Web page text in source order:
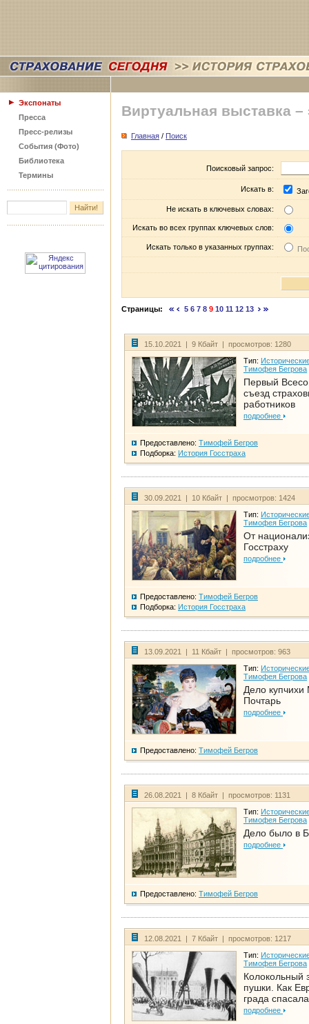
Экспонаты
Пресса
Пресс-релизы
События (Фото)
Библиотека
Термины
Виртуальная выставка –
Главная / Поиск
Поисковый запрос:
Искать в:
Не искать в ключевых словах:
Искать во всех группах ключевых слов:
Искать только в указанных группах:
Страницы: 5 6 7 8 9 10 11 12 13
15.10.2021 | 9 Кбайт | просмотров: 1280
Тип:
Тимофея Бегрова
Первый
съезд
работников
подробнее
Предоставлено: Тимофей Бегров
Подборка: История Госстраха
30.09.2021 | 10 Кбайт | просмотров: 1424
Тип:
Тимофея Бегрова
От
Госстраху
подробнее
Предоставлено: Тимофей Бегров
Подборка: История Госстраха
13.09.2021 | 11 Кбайт | просмотров: 963
Тип:
Тимофея Бегрова
Дело
Почтарь
подробнее
Предоставлено: Тимофей Бегров
26.08.2021 | 8 Кбайт | просмотров: 1131
Тип:
Тимофея Бегрова
Дело было в
подробнее
Предоставлено: Тимофей Бегров
12.08.2021 | 7 Кбайт | просмотров: 1217
Тип:
Тимофея Бегрова
Колокольный
пушки. Как
града
подробнее